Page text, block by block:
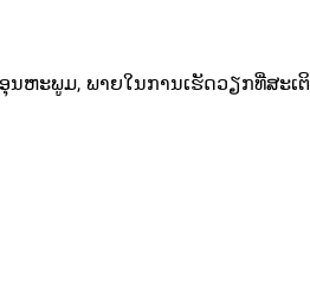
ຫະພູມ, ພາຍໃນການເຮັດວຽກທີ່ສະເຕິ